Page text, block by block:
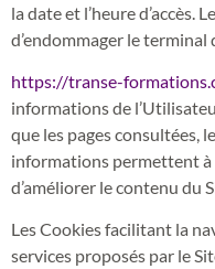
la date et l’heure d’accès.
d’endommager le terminal
https://transe-
informations de
que les pages consultées,
informations permettent à
d’améliorer le contenu du
Les Cookies facilitant la
services proposés par le